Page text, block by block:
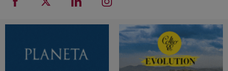
WINENEWS TV